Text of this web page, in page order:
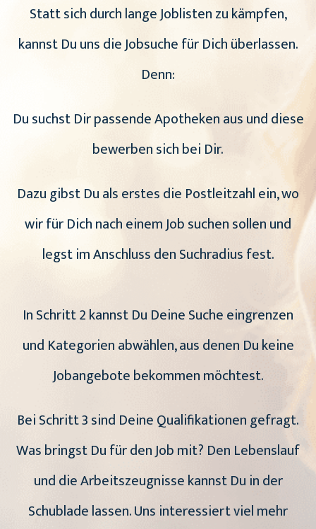
Statt sich durch lange Joblisten zu kämpfen,
kannst Du uns die Jobsuche für Dich überlassen.
Denn:
Du suchst Dir passende Apotheken aus und diese
bewerben sich bei Dir.
Dazu gibst Du als erstes die Postleitzahl ein, wo
wir für Dich nach einem Job suchen sollen und
legst im Anschluss den Suchradius fest.
In Schritt 2 kannst Du Deine Suche eingrenzen
und Kategorien abwählen, aus denen Du keine
Jobangebote bekommen möchtest.
Bei Schritt 3 sind Deine Qualifikationen gefragt.
Was bringst Du für den Job mit? Den Lebenslauf
und die Arbeitszeugnisse kannst Du in der
Schublade lassen. Uns interessiert viel mehr